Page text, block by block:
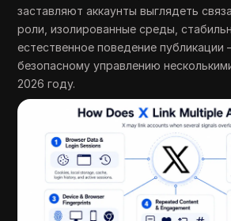
заставляют аккаунты выглядеть
роли, изолированные среды,
естественное поведение
безопасному управлению
2026 году.